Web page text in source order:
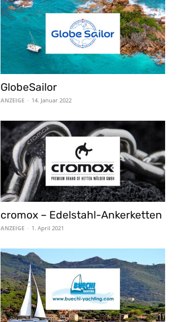
GlobeSailor
ANZEIGE - 14. Januar 2022
cromox – Edelstahl-Ankerketten
ANZEIGE - 1. April 2021